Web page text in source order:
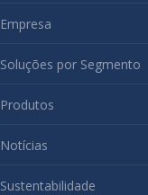
Empresa
Soluções por Segmento
Produtos
Notícias
Sustentabilidade